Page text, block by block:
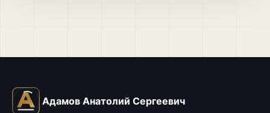
Адамов Анатолий Сергеевич